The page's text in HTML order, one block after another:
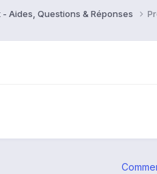
Aides, Questions & Réponses